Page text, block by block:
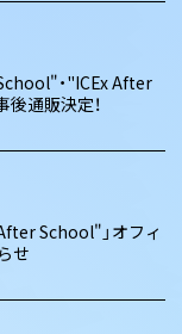
・"ICEx After
通販決定！
School"」オフィ
せ